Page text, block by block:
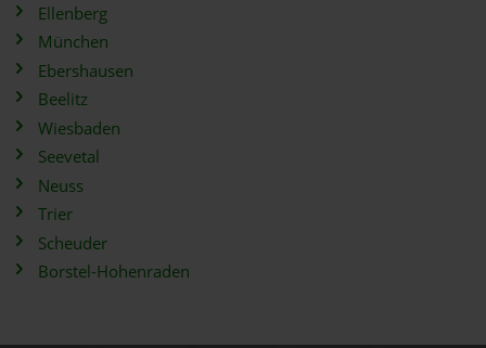
Ellenberg
München
Ebershausen
Beelitz
Wiesbaden
Seevetal
Neuss
Trier
Scheuder
Borstel-Hohenraden